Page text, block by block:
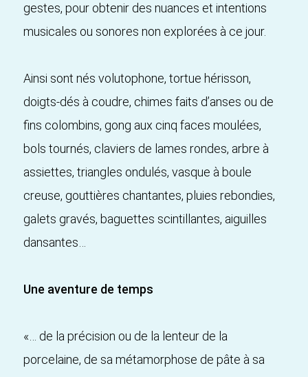
gestes, pour obtenir des nuances et intentions
musicales ou sonores non explorées à ce jour.
Ainsi sont nés volutophone, tortue hérisson,
doigts-dés à coudre, chimes faits d’anses ou de
fins colombins, gong aux cinq faces moulées,
bols tournés, claviers de lames rondes, arbre à
assiettes, triangles ondulés, vasque à boule
creuse, gouttières chantantes, pluies rebondies,
galets gravés, baguettes scintillantes, aiguilles
dansantes…
Une aventure de temps
«… de la précision ou de la lenteur de la
porcelaine, de sa métamorphose de pâte à sa